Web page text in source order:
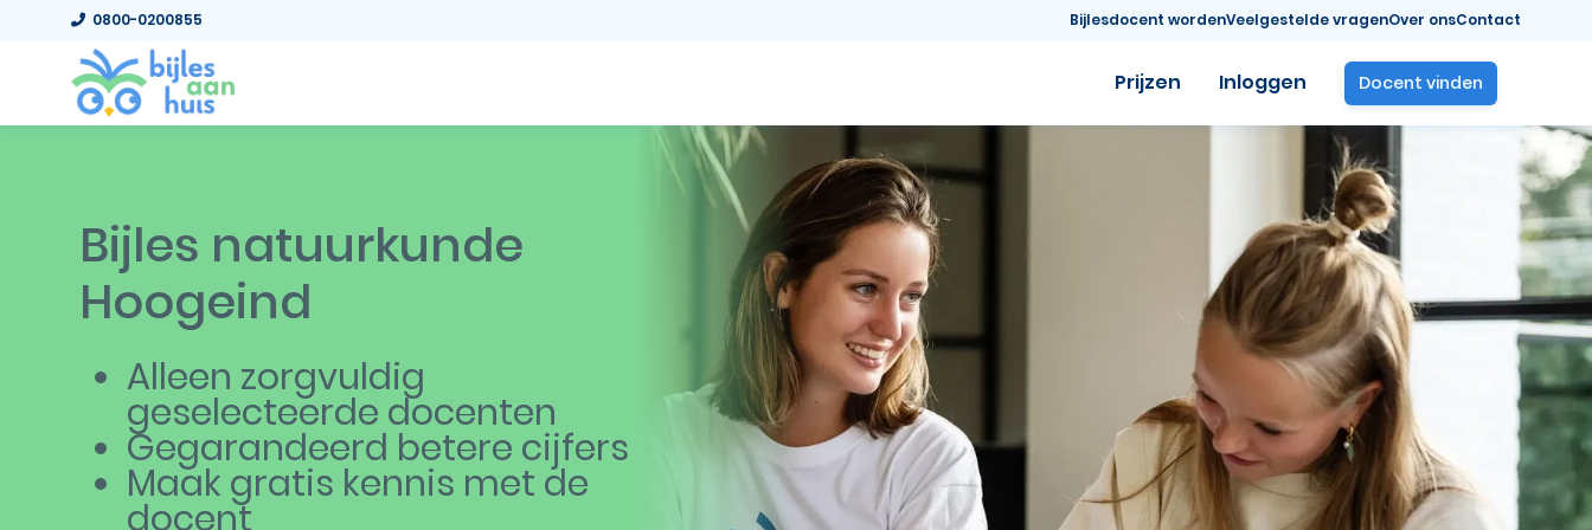
0800-0200855 Bijlesdocent wordenVeelgestelde vragenOver onsContact
Prijzen Inloggen Docent vinden
Bijles natuurkunde
Hoogeind
Alleen zorgvuldig
geselecteerde docenten
Gegarandeerd betere cijfers
Maak gratis kennis met de
docent